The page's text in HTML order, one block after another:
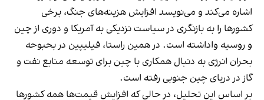
اشاره می‌کند و می‌نویسد افزایش هزینه‌های جنگ، برخی
کشورها را به بازنگری در سیاست نزدیکی به آمریکا و دوری از چین
و روسیه واداشته است. در همین راستا، فیلیپین در بحبوحه
بحران انرژی به دنبال همکاری با چین برای توسعه منابع نفت و
گاز در دریای چین جنوبی رفته است.
بر اساس این تحلیل، در حالی که افزایش قیمت‌ها همه کشورها